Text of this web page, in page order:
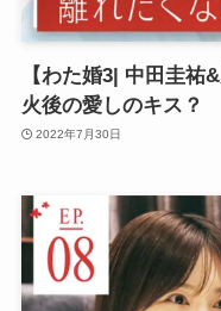
【わた婚3| 中田圭祐
火後の愛しのキス？
2022年7月30日